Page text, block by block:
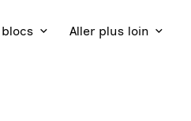
Aller plus loin